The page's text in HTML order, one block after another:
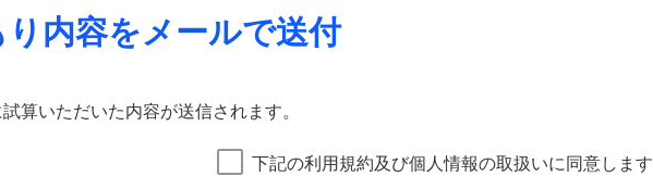
内容をメールで送付
算いただいた内容が送信されます。
下記の利用規約及び個人情報の取扱いに同意します